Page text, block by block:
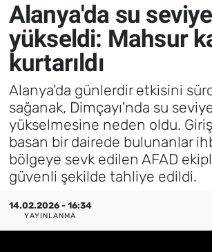
Alanya'da su
yükseldi: Mahsur
kurtarıldı
Alanya'da günlerdir etkisini
sağanak, Dimçayı'nda su
yükselmesine neden oldu. Giriş
basan bir dairede bulunanlar
bölgeye sevk edilen AFAD
güvenli şekilde tahliye edildi.
14.02.2026 - 16:34
YAYINLANMA